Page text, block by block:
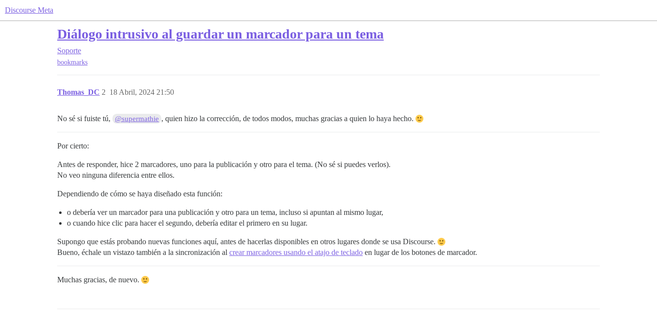
Discourse Meta
Diálogo intrusivo al guardar un marcador para un tema
Soporte
bookmarks
Thomas_DC 18 Abril, 2024 21:50
2
No sé si fuiste tú, @supermathie , quien hizo la corrección, de todos modos, muchas gracias a quien lo haya hecho.
Por cierto:
Antes de responder, hice 2 marcadores, uno para la publicación y otro para el tema. (No sé si puedes verlos).
No veo ninguna diferencia entre ellos.
Dependiendo de cómo se haya diseñado esta función:
o debería ver un marcador para una publicación y otro para un tema, incluso si apuntan al mismo lugar,
o cuando hice clic para hacer el segundo, debería editar el primero en su lugar.
Supongo que estás probando nuevas funciones aquí, antes de hacerlas disponibles en otros lugares donde se usa Discourse.
Bueno, échale un vistazo también a la sincronización al crear marcadores usando el atajo de teclado en lugar de los botones de marcador.
Muchas gracias, de nuevo.